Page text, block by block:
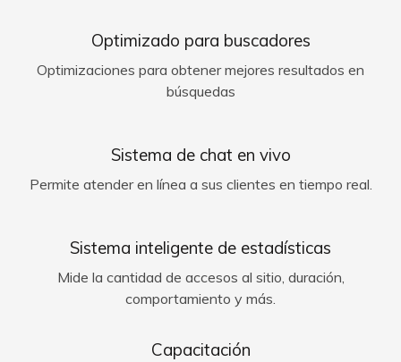
Optimizado para buscadores
Optimizaciones para obtener mejores resultados en
búsquedas
Sistema de chat en vivo
Permite atender en línea a sus clientes en tiempo real.
Sistema inteligente de estadísticas
Mide la cantidad de accesos al sitio, duración,
comportamiento y más.
Capacitación